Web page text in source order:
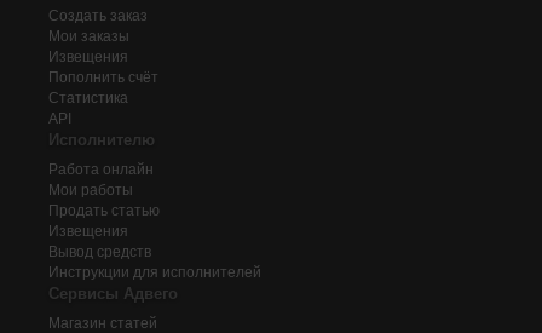
Создать заказ
Мои заказы
Извещения
Пополнить счёт
Статистика
API
Исполнителю
Работа онлайн
Мои работы
Продать статью
Извещения
Вывод средств
Инструкции для исполнителей
Сервисы Адвего
Магазин статей